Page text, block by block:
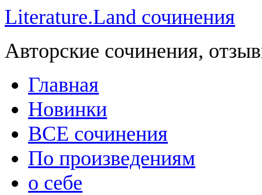
Literature.Land сочинения
Авторские сочинения,
Главная
Новинки
ВСЕ сочинения
По произведениям
о себе